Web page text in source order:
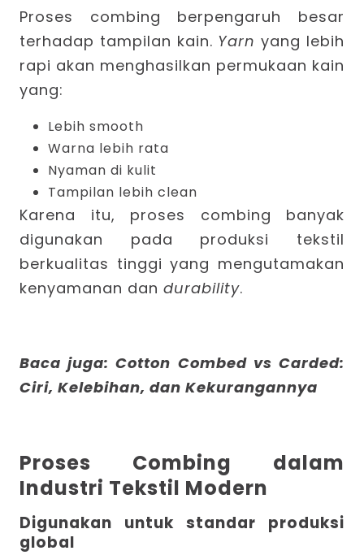
Proses combing berpengaruh besar
terhadap tampilan kain. Yarnyang lebih
rapi akan menghasilkan permukaan kain
yang:
Lebih smooth
Warna lebih rata
Nyaman di kulit
Tampilan lebih clean
Karena itu, proses combing banyak
digunakan pada produksi tekstil
berkualitas tinggi yang mengutamakan
kenyamanan dan durability.
Baca juga:Cotton Combed vs Carded:
Ciri, Kelebihan, dan Kekurangannya
Proses Combing dalam
Industri Tekstil Modern
Digunakan untuk standar produksi
global